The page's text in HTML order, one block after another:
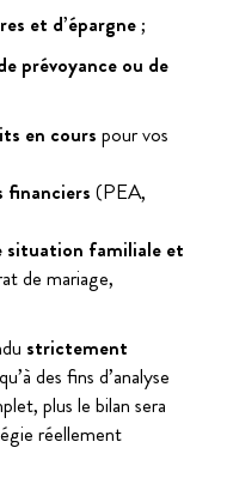
et d’épargne;
prévoyance ou de
en courspour vos
financiers (PEA,
situation familiale et
de mariage,
strictement
des fins d’analyse
plus le bilan sera
réellement